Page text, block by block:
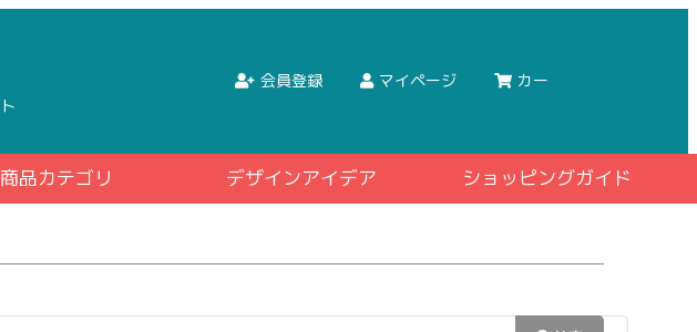
会員登録 マイページ
カー
ト
商品カテゴリ デザインアイデア ショッピングガイド